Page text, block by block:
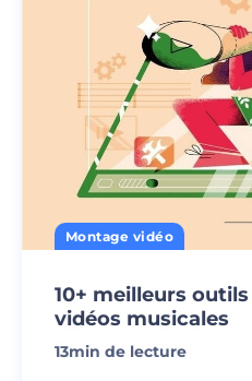
Montage vidéo
10+ meilleurs
vidéos musicales
13min de lecture